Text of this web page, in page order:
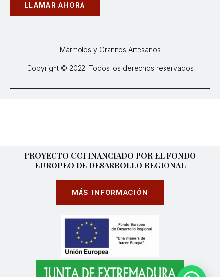
LLAMAR AHORA
Mármoles y Granitos Artesanos
Copyright © 2022. Todos los derechos reservados
PROYECTO COFINANCIADO POR EL FONDO
EUROPEO DE DESARROLLO REGIONAL
MÁS INFORMACIÓN